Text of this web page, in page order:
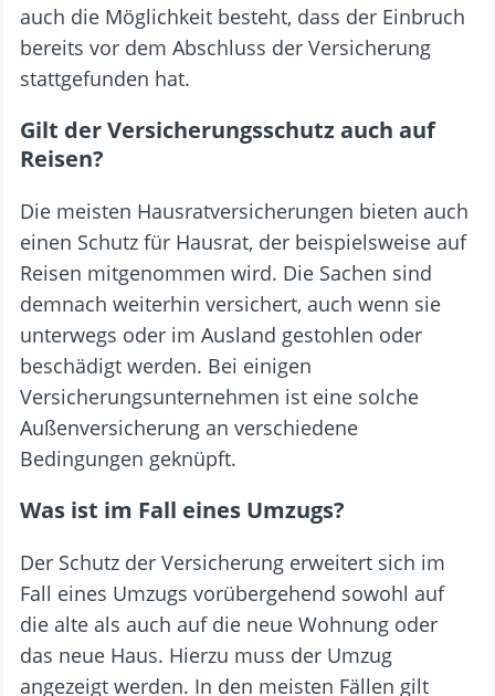
auch die Möglichkeit besteht, dass der Einbruch
bereits vor dem Abschluss der Versicherung
stattgefunden hat.
Gilt der Versicherungsschutz auch auf
Reisen?
Die meisten Hausratversicherungen bieten auch
einen Schutz für Hausrat, der beispielsweise auf
Reisen mitgenommen wird. Die Sachen sind
demnach weiterhin versichert, auch wenn sie
unterwegs oder im Ausland gestohlen oder
beschädigt werden. Bei einigen
Versicherungsunternehmen ist eine solche
Außenversicherung an verschiedene
Bedingungen geknüpft.
Was ist im Fall eines Umzugs?
Der Schutz der Versicherung erweitert sich im
Fall eines Umzugs vorübergehend sowohl auf
die alte als auch auf die neue Wohnung oder
das neue Haus. Hierzu muss der Umzug
angezeigt werden. In den meisten Fällen gilt